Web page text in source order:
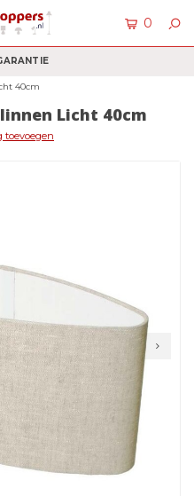
0
40cm
Licht 40cm
toevoegen